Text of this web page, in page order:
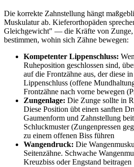
Die korrekte Zahnstellung hängt
Muskulatur ab. Kieferorthopäden
Gleichgewicht" — die Kräfte von Zunge,
bestimmen, wohin sich Zähne bewegen:
Kompetenter Lippenschluss:
Ruheposition geschlossen sind,
auf die Frontzähne aus, der diese
Lippenschluss (offene
Frontzähne nach vorne bewegen
Zungenlage: Die Zunge sollte in
Diese Position übt einen sanften
Gaumenform und Zahnstellung
Schluckmuster (Zungenpressen
zu einem offenen Biss führen
Wangendruck: Die
Seitenzähne. Schwache
Kreuzbiss oder Engstand beitragen